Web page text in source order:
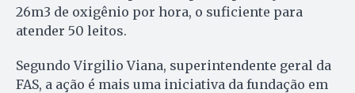
26m3 de oxigênio por hora, o suficiente para
atender 50 leitos.
Segundo Virgilio Viana, superintendente geral da
FAS, a ação é mais uma iniciativa da fundação em